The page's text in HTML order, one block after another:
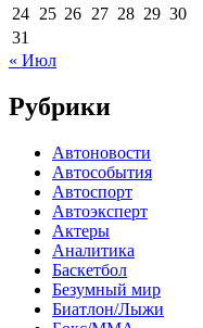
24 25 26 27 28 29 30
31
« Июл
Рубрики
Автоновости
Автособытия
Автоспорт
Автоэксперт
Актеры
Аналитика
Баскетбол
Безумный мир
Биатлон/Лыжи